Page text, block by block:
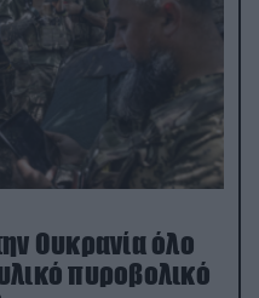
Ουκρανία όλο
πυροβολικό